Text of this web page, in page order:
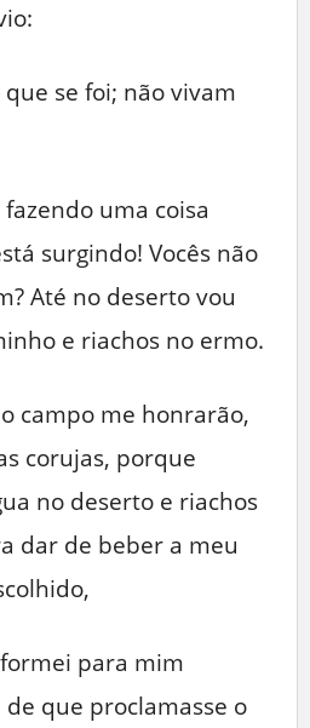
que se foi; não vivam
uma coisa
surgindo! Vocês não
Até no deserto vou
e riachos no ermo.
campo me honrarão,
corujas, porque
no deserto e riachos
dar de beber a meu
para mim
que proclamasse o